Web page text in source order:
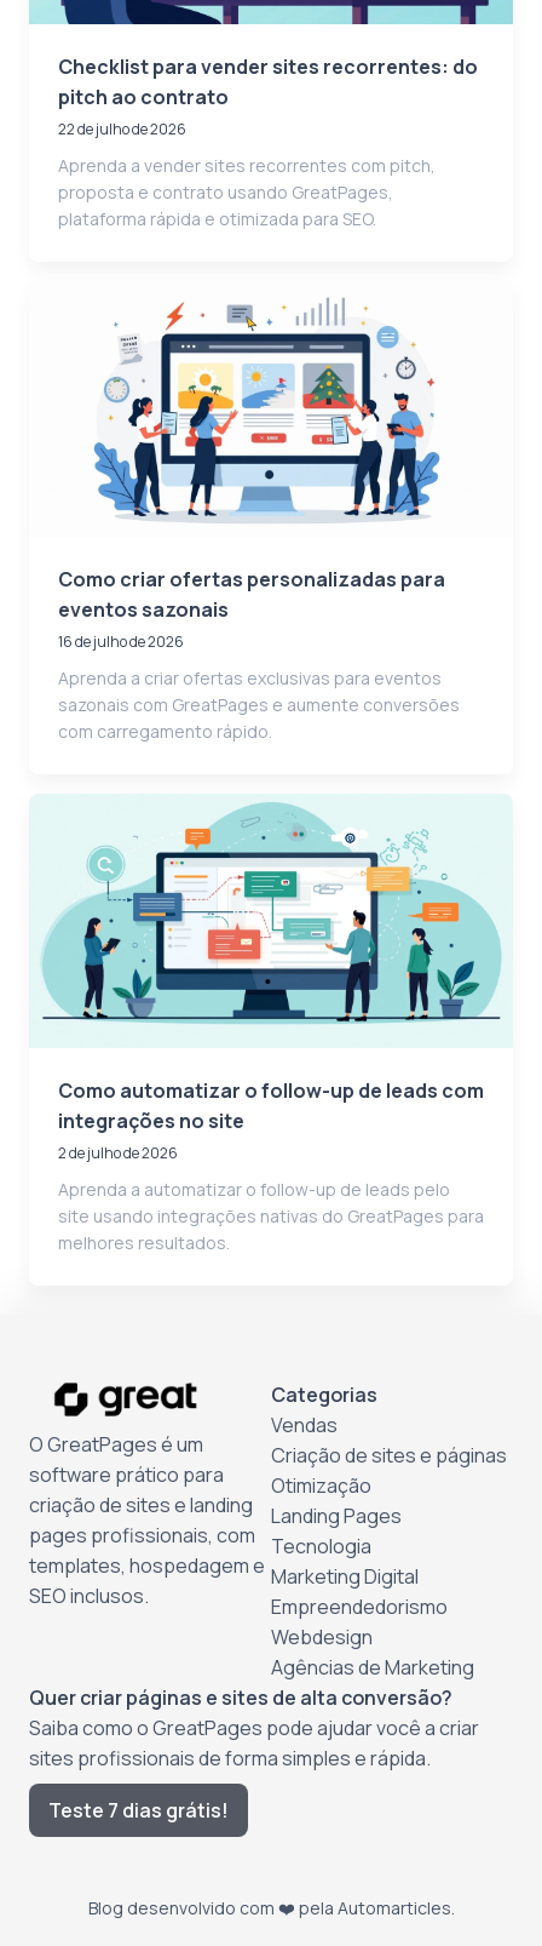
Checklist para vender sites recorrentes: do
pitch ao contrato
22 de julho de 2026
Aprenda a vender sites recorrentes com pitch,
proposta e contrato usando GreatPages,
plataforma rápida e otimizada para SEO.
Como criar ofertas personalizadas para
eventos sazonais
16 de julho de 2026
Aprenda a criar ofertas exclusivas para eventos
sazonais com GreatPages e aumente conversões
com carregamento rápido.
Como automatizar o follow-up de leads com
integrações no site
2 de julho de 2026
Aprenda a automatizar o follow-up de leads pelo
site usando integrações nativas do GreatPages para
melhores resultados.
O GreatPages é um
software prático para
criação de sites e landing
pages profissionais, com
templates, hospedagem e
SEO inclusos.
Categorias
Vendas
Criação de sites e páginas
Otimização
Landing Pages
Tecnologia
Marketing Digital
Empreendedorismo
Webdesign
Agências de Marketing
Quer criar páginas e sites de alta conversão?
Saiba como o GreatPages pode ajudar você a criar
sites profissionais de forma simples e rápida.
Teste 7 dias grátis!
Blog desenvolvido com ❤️ pela Automarticles.